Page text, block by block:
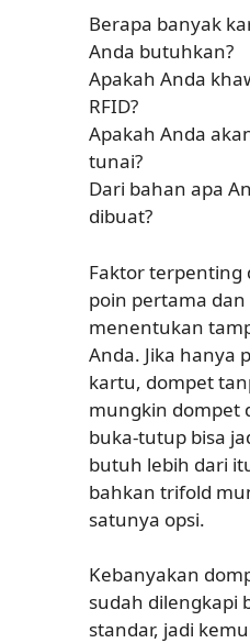
Berapa banyak
Anda butuhkan?
Apakah Anda
RFID?
Apakah Anda
tunai?
Dari bahan apa
dibuat?
Faktor terpenting
poin pertama
menentukan
Anda. Jika hanya
kartu, dompet
mungkin dompet
buka-tutup bisa
butuh lebih dari
bahkan trifold
satunya opsi.
Kebanyakan
sudah dilengkapi
standar, jadi